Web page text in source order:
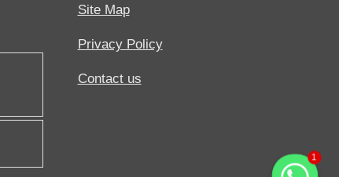
Site Map
Privacy Policy
Contact us
1